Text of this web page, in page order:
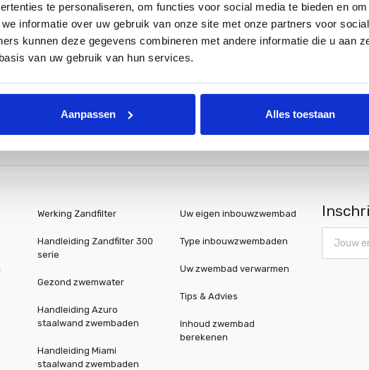
te personaliseren, om functies voor social media te bieden en om
informatie over uw gebruik van onze site met onze partners voor social
kunnen deze gegevens combineren met andere informatie die u aan
van uw gebruik van hun services.
Aanpassen Alles toestaan
te hoog is. Het zorgt voor een lagere pH-waarde en zo een fijner
Zorg eerst voor een goede pH-waarde (tussen de 7.0 - 7.4) en
Werking Zandfilter
Handleiding Zandfilter 300
serie
Gezond zwemwater
Handleiding Azuro
staalwand zwembaden
Handleiding Miami
staalwand zwembaden
Uw eigen inbouwzwembad
Type inbouwzwembaden
Uw zwembad verwarmen
Tips & Advies
Inhoud zwembad
berekenen